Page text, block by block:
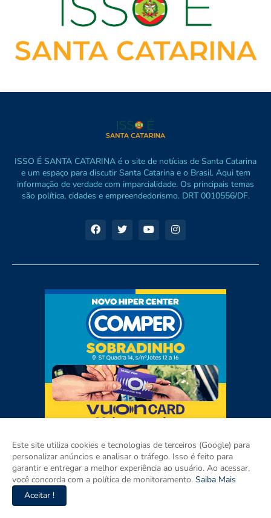
ISSO É SANTA CATARINA é o site de notícias de Santa Catarina
e um espaço para discutir Santa Catarina e o Brasil. Aqui tem
informação de verdade com imparcialidade. Os principais temas
são política, cidades e empreendedorismo. DRT 0010556/DF.
Este site utiliza cookies e tecnologias de terceiros (Google) para
personalizar anúncios e analisar o tráfego. Isso é feito para
garantir e entregar a melhor experiência ao usuário. Ao acessar,
você concorda com a política de monitoramento. Saiba Mais
Aceitar !